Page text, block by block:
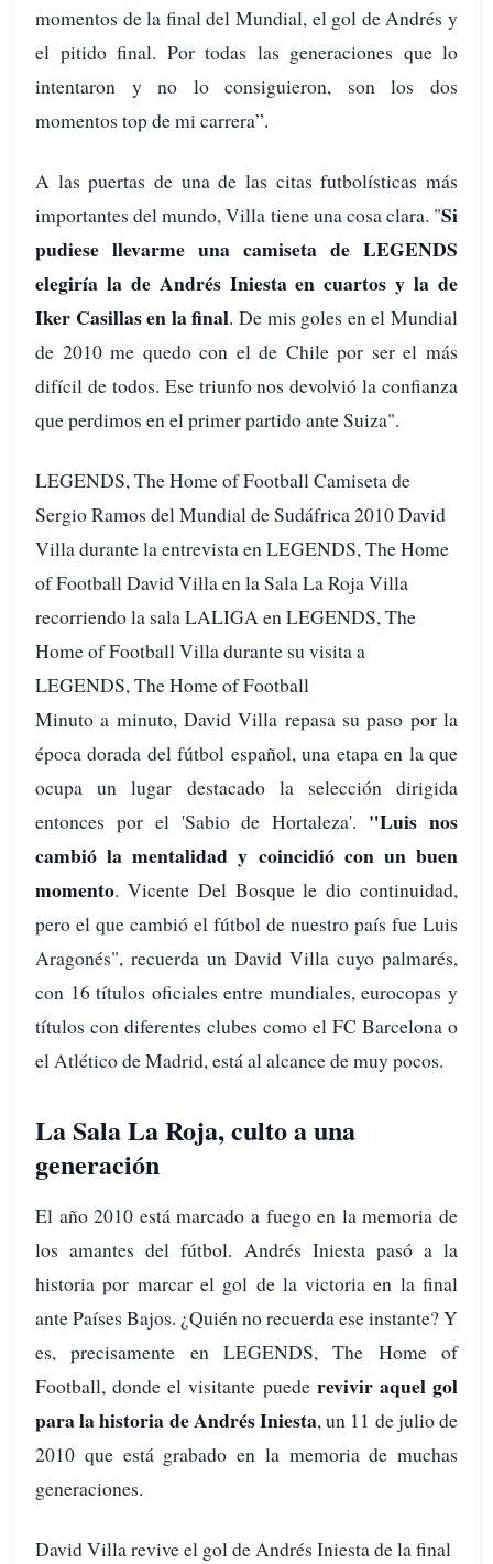
momentos de la final del Mundial, el gol de Andrés y
el pitido final. Por todas las generaciones que lo
intentaron y no lo consiguieron, son los dos
momentos top de mi carrera”.
A las puertas de una de las citas futbolísticas más
importantes del mundo, Villa tiene una cosa clara. "Si
pudiese llevarme una camiseta de LEGENDS
elegiría la de Andrés Iniesta en cuartos y la de
Iker Casillas en la final. De mis goles en el Mundial
de 2010 me quedo con el de Chile por ser el más
difícil de todos. Ese triunfo nos devolvió la confianza
que perdimos en el primer partido ante Suiza".
LEGENDS, The Home of Football Camiseta de
Sergio Ramos del Mundial de Sudáfrica 2010 David
Villa durante la entrevista en LEGENDS, The Home
of Football David Villa en la Sala La Roja Villa
recorriendo la sala LALIGA en LEGENDS, The
Home of Football Villa durante su visita a
LEGENDS, The Home of Football
Minuto a minuto, David Villa repasa su paso por la
época dorada del fútbol español, una etapa en la que
ocupa un lugar destacado la selección dirigida
entonces por el 'Sabio de Hortaleza'. "Luis nos
cambió la mentalidad y coincidió con un buen
momento. Vicente Del Bosque le dio continuidad,
pero el que cambió el fútbol de nuestro país fue Luis
Aragonés", recuerda un David Villa cuyo palmarés,
con 16 títulos oficiales entre mundiales, eurocopas y
títulos con diferentes clubes como el FC Barcelona o
el Atlético de Madrid, está al alcance de muy pocos.
La Sala La Roja, culto a una
generación
El año 2010 está marcado a fuego en la memoria de
los amantes del fútbol. Andrés Iniesta pasó a la
historia por marcar el gol de la victoria en la final
ante Países Bajos. ¿Quién no recuerda ese instante? Y
es, precisamente en LEGENDS, The Home of
Football, donde el visitante puede revivir aquel gol
para la historia de Andrés Iniesta, un 11 de julio de
2010 que está grabado en la memoria de muchas
generaciones.
David Villa revive el gol de Andrés Iniesta de la final